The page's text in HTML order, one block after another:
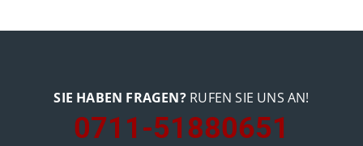
SIE HABEN FRAGEN?RUFEN SIE UNS AN!
0711-51880651